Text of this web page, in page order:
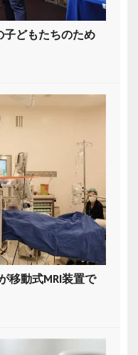
子どもたちのため
移動式MRI装置で